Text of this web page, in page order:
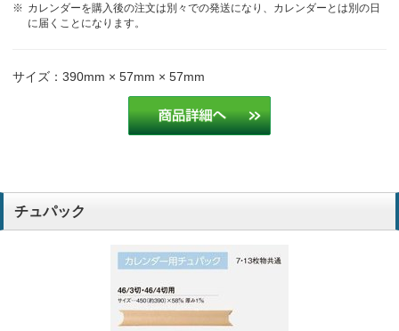
カレンダーを購入後の注文は別々での発送になり、カレンダーとは別の日
に届くことになります。
サイズ：390mm × 57mm × 57mm
チュパック